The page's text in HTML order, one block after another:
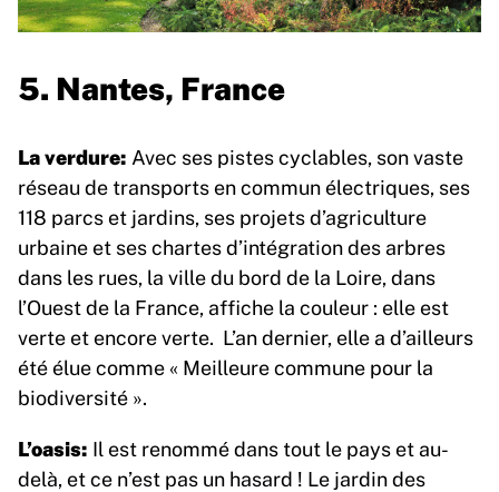
5. Nantes, France
La verdure: Avec ses pistes cyclables, son vaste
réseau de transports en commun électriques, ses
118 parcs et jardins, ses projets d’agriculture
urbaine et ses chartes d’intégration des arbres
dans les rues, la ville du bord de la Loire, dans
l’Ouest de la France, affiche la couleur : elle est
verte et encore verte. L’an dernier, elle a d’ailleurs
été élue comme « Meilleure commune pour la
biodiversité ».
L’oasis: Il est renommé dans tout le pays et au-
delà, et ce n’est pas un hasard ! Le jardin des